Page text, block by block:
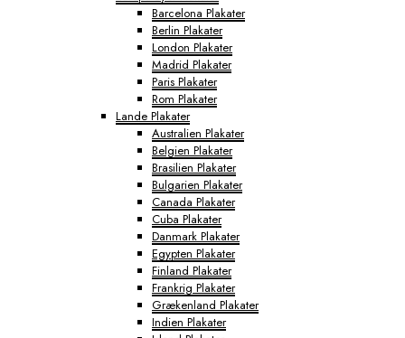
Barcelona Plakater
Berlin Plakater
London Plakater
Madrid Plakater
Paris Plakater
Rom Plakater
Lande Plakater
Australien Plakater
Belgien Plakater
Brasilien Plakater
Bulgarien Plakater
Canada Plakater
Cuba Plakater
Danmark Plakater
Egypten Plakater
Finland Plakater
Frankrig Plakater
Grækenland Plakater
Indien Plakater